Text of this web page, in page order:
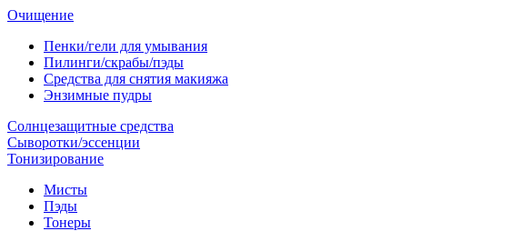
Очищение
Пенки/гели для умывания
Пилинги/скрабы/пэды
Средства для снятия макияжа
Энзимные пудры
Солнцезащитные средства
Сыворотки/эссенции
Тонизирование
Мисты
Пэды
Тонеры